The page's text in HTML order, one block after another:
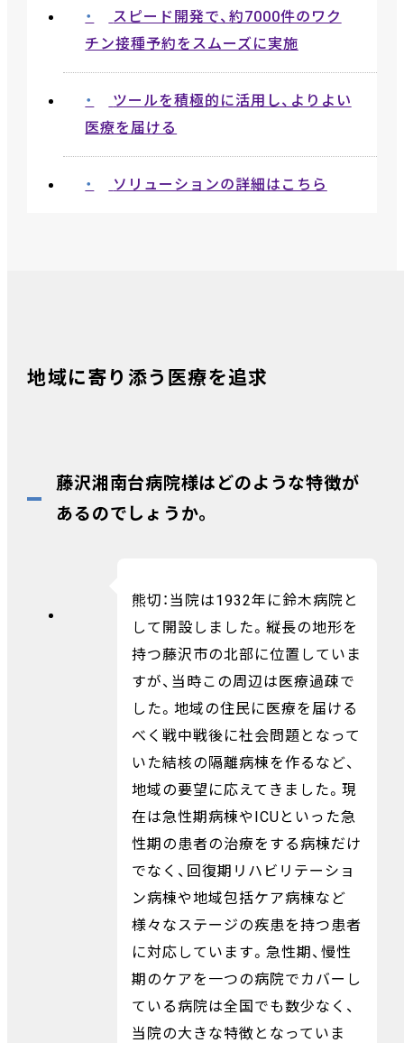
スピード開発で、約7000件のワク
チン接種予約をスムーズに実施
ツールを積極的に活用し、よりよい
医療を届ける
ソリューションの詳細はこちら
地域に寄り添う医療を追求
藤沢湘南台病院様はどのような特徴が
あるのでしょうか。
熊切：当院は1932年に鈴木病院と
して開設しました。縦長の地形を
持つ藤沢市の北部に位置していま
すが、当時この周辺は医療過疎で
した。地域の住民に医療を届ける
べく戦中戦後に社会問題となって
いた結核の隔離病棟を作るなど、
地域の要望に応えてきました。現
在は急性期病棟やICUといった急
性期の患者の治療をする病棟だけ
でなく、回復期リハビリテーショ
ン病棟や地域包括ケア病棟など
様々なステージの疾患を持つ患者
に対応しています。急性期、慢性
期のケアを一つの病院でカバーし
ている病院は全国でも数少なく、
当院の大きな特徴となっていま